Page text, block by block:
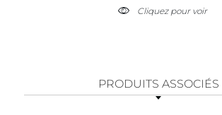
Cliquez pour voir
PRODUITS ASSOCIÉS